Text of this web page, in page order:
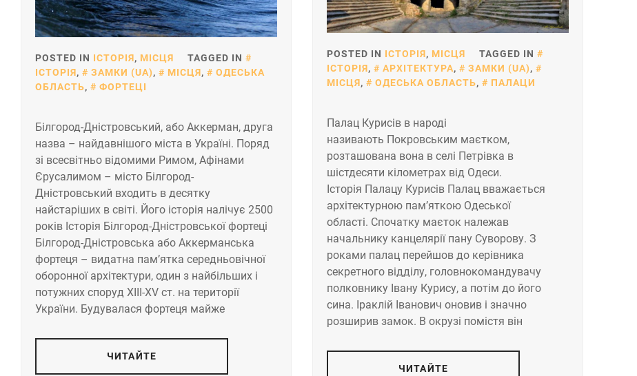
POSTED IN ІСТОРІЯ, МІСЦЯ
TAGGED IN
ІСТОРІЯ, ЗАМКИ (UA), МІСЦЯ,
ОДЕСЬКА
ОБЛАСТЬ, ФОРТЕЦІ
Білгород-Дністровський, або Аккерман, друга
назва – найдавнішого міста в Україні. Поряд
зі всесвітньо відомими Римом, Афінами
Єрусалимом – місто Білгород-
Дністровський входить в десятку
найстаріших в світі. Його історія налічує 2500
років Історія Білгород-Дністровської фортеці
Білгород-Дністровська або Аккерманська
фортеця – видатна пам’ятка середньовічної
оборонної архітектури, один з найбільших і
потужних споруд XIII-XV ст. на території
України. Будувалася фортеця майже
ЧИТАЙТЕ
POSTED IN ІСТОРІЯ, МІСЦЯ
TAGGED IN
ІСТОРІЯ, АРХІТЕКТУРА, ЗАМКИ (UA),
МІСЦЯ, ОДЕСЬКА ОБЛАСТЬ, ПАЛАЦИ
Палац Курисів в народі
називають Покровським маєтком,
розташована вона в селі Петрівка в
шістдесяти кілометрах від Одеси.
Історія Палацу Курисів Палац вважається
архітектурною пам’яткою Одеської
області. Спочатку маєток належав
начальнику канцелярії пану Суворову. З
роками палац перейшов до керівника
секретного відділу, головнокомандувачу
полковнику Івану Курису, а потім до його
сина. Іраклій Іванович оновив і значно
розширив замок. В окрузі помістя він
ЧИТАЙТЕ